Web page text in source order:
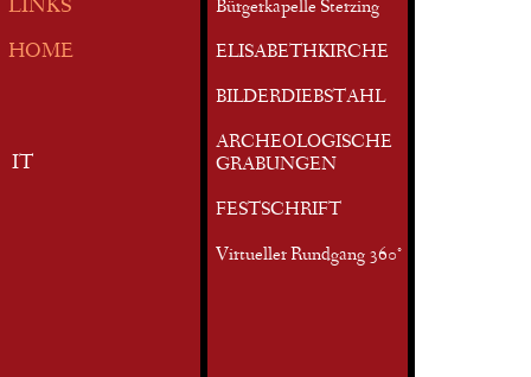
LINKS
HOME
IT
Bürgerkapelle Sterzing
ELISABETHKIRCHE
BILDERDIEBSTAHL
ARCHEOLOGISCHE
GRABUNGEN
FESTSCHRIFT
Virtueller Rundgang 360°